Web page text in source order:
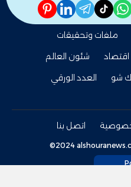
whatsapp
tiktok
telegram
linkedin
pinterest
ملفات وتحقيقات
اقتصاد
شئون العالم
شو
العدد الورقي
اتصل بنا
©2024